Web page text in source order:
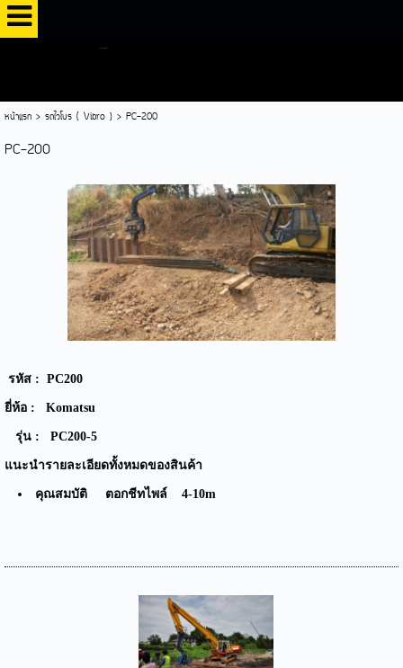
หน้าแรก> รถไวโบร ( Vibro )> PC-200
PC-200
รหัส : PC200
ยี่ห้อ : Komatsu
รุ่น : PC200-5
แนะนำรายละเอียดทั้งหมดของสินค้า
คุณสมบัติ ตอกชีทไพล์ 4-10m